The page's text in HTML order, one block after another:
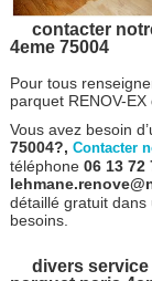
contacter
4eme 75004
Pour tous
parquet RENOV-
Vous avez besoin
75004?, Contacter
téléphone 06 13 72
détaillé gratuit
besoins.
divers service